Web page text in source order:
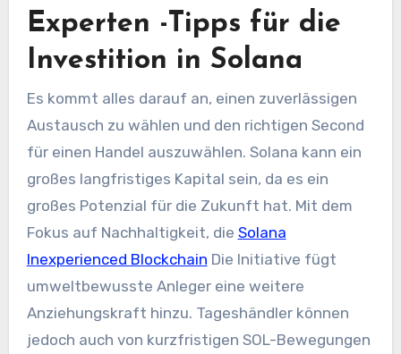
Experten -Tipps für die
Investition in Solana
Es kommt alles darauf an, einen zuverlässigen
Austausch zu wählen und den richtigen Second
für einen Handel auszuwählen. Solana kann ein
großes langfristiges Kapital sein, da es ein
großes Potenzial für die Zukunft hat. Mit dem
Fokus auf Nachhaltigkeit, die Solana
Inexperienced Blockchain Die Initiative fügt
umweltbewusste Anleger eine weitere
Anziehungskraft hinzu. Tageshändler können
jedoch auch von kurzfristigen SOL-Bewegungen